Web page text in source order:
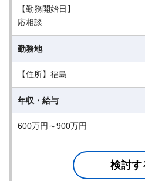
【勤務開始日】
応相談
勤務地
【住所】福島
年収・給与
600万円～900万円
検討す